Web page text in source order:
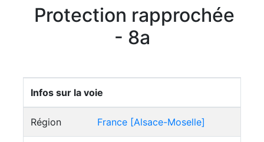
Protection rapprochée
- 8a
Infos sur la voie
Région France [Alsace-Moselle]